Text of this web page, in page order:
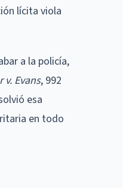
lícita viola
a la policía,
v. Evans, 992
esa
en todo